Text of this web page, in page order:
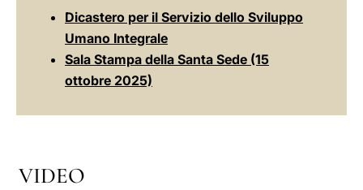
Dicastero per il Servizio dello Sviluppo
Umano Integrale
Sala Stampa della Santa Sede (15
ottobre 2025)
VIDEO